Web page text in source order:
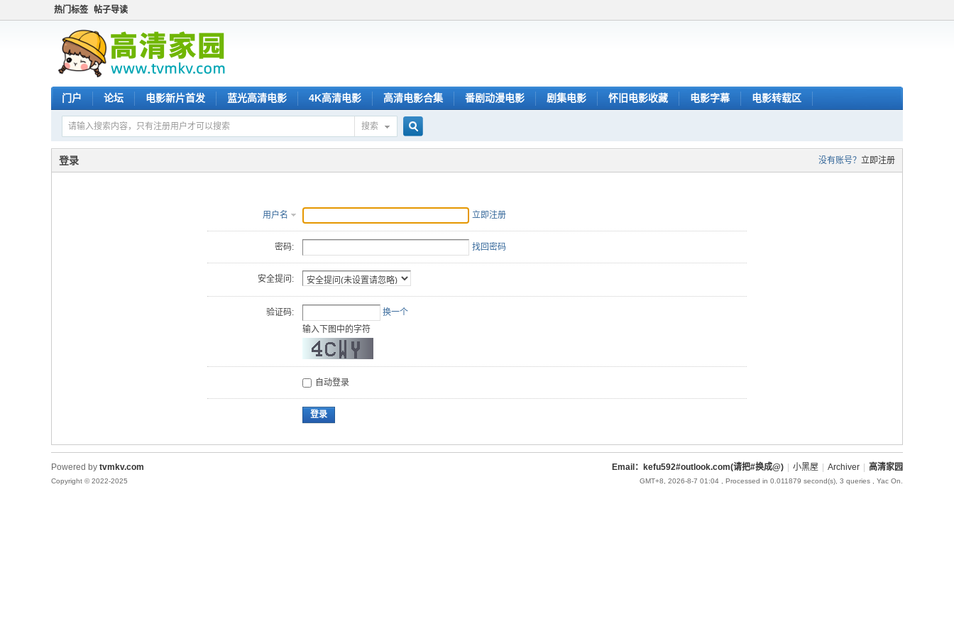
热门标签 帖子导读
门户 论坛 电影新片首发 蓝光高清电影 4K高清电影 高清电影合集 番剧动漫电影 剧集电影 怀旧电影收藏 电影字幕 电影转载区
搜索
搜
索
没有账号？ 立即注册
登录
用户名 立即注册
密码: 找回密码
安全提问:
验证码:
换一个
输入下图中的字符
自动登录
登录
Email：kefu592#outlook.com(请把#换成@) 小黑屋 Archiver 高清家园
GMT+8, 2026-8-7 01:04 , Processed in 0.011879 second(s), 3 queries , Yac On.
Powered by tvmkv.com
Copyright © 2022-2025